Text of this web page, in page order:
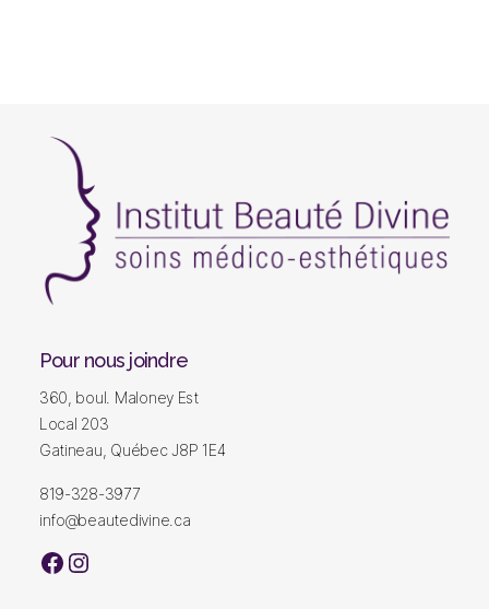
divine
Institut
de
beauté
Soins
du
visage
|
Soins
Pour nous joindre
360, boul. Maloney Est
Local 203
Gatineau, Québec J8P 1E4
819-328-3977
info@beautedivine.ca
facebook
Instagram